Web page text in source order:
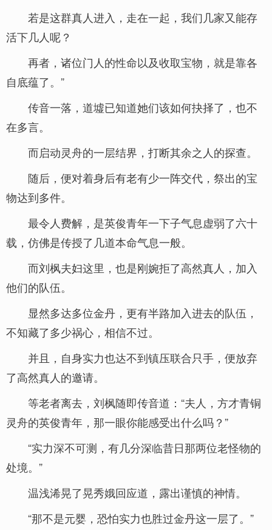
若是这群真人进入，走在一起，我们几家又能存
活下几人呢？
再者，诸位门人的性命以及收取宝物，就是靠各
自底蕴了。”
传音一落，道墟已知道她们该如何抉择了，也不
在多言。
而启动灵舟的一层结界，打断其余之人的探查。
随后，便对着身后有老有少一阵交代，祭出的宝
物达到多件。
最令人费解，是英俊青年一下子气息虚弱了六十
载，仿佛是传授了几道本命气息一般。
而刘枫夫妇这里，也是刚婉拒了高然真人，加入
他们的队伍。
显然多达多位金丹，更有半路加入进去的队伍，
不知藏了多少祸心，相信不过。
并且，自身实力也达不到镇压联合只手，便放弃
了高然真人的邀请。
等老者离去，刘枫随即传音道：“夫人，方才青铜
灵舟的英俊青年，那一眼你能感受出什么吗？”
“实力深不可测，有几分深临昔日那两位老怪物的
处境。”
温浅浠晃了晃秀娥回应道，露出谨慎的神情。
“那不是元婴，恐怕实力也胜过金丹这一层了。”